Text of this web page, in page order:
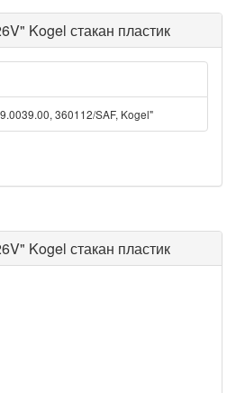
Kogel стакан пластик
360112/SAF, Kogel"
Kogel стакан пластик